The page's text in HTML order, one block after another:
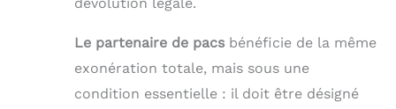
dévolution légale.
Le partenaire de pacs bénéficie de la même
exonération totale, mais sous une
condition essentielle : il doit être désigné